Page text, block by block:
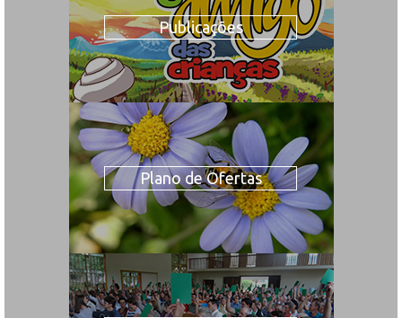
Publicações
Plano de Ofertas